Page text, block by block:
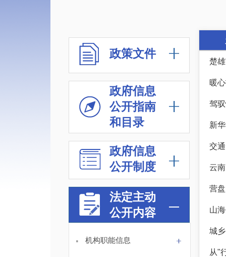
政策文件
政府信息
公开指南
和目录
政府信息
公开制度
法定主动
公开内容
· 机构职能信息
楚
暖
新
交
云
山
城
从"